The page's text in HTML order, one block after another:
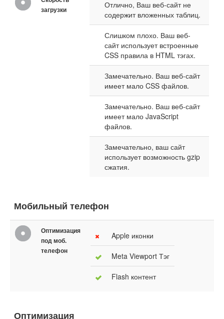
загрузки
Отлично, Ваш веб-сайт не
содержит вложенных таблиц.
Слишком плохо. Ваш веб-
сайт использует встроенные
CSS правила в HTML тэгах.
Замечательно. Ваш веб-сайт
имеет мало CSS файлов.
Замечательно. Ваш веб-сайт
имеет мало JavaScript
файлов.
Замечательно, ваш сайт
использует возможность gzip
сжатия.
Мобильный телефон
Оптимизация
под моб.
телефон
Apple иконки
Meta Viewport Тэг
Flash контент
Оптимизация